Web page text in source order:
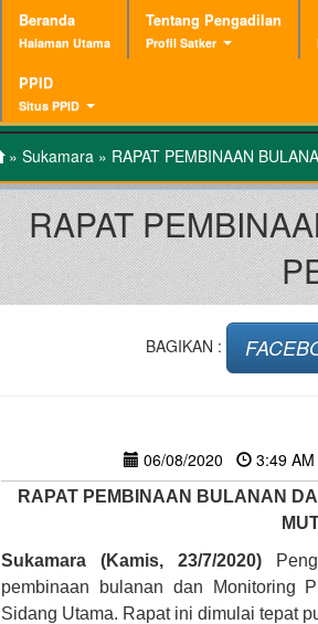
Beranda
Halaman Utama
Tentang Pengadilan
Profil Satker
PPID
Situs PPID
» Sukamara » RAPAT PEMBINAAN
RAPAT
BAGIKAN :
06/08/2020 3:49
RAPAT PEMBINAAN BULANAN
Sukamara (Kamis, 23/7/2020)
pembinaan bulanan dan Monitoring
Sidang Utama. Rapat ini dimulai tepat